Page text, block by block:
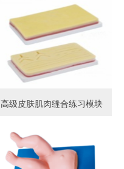
高级皮肤肌肉缝合练习模块